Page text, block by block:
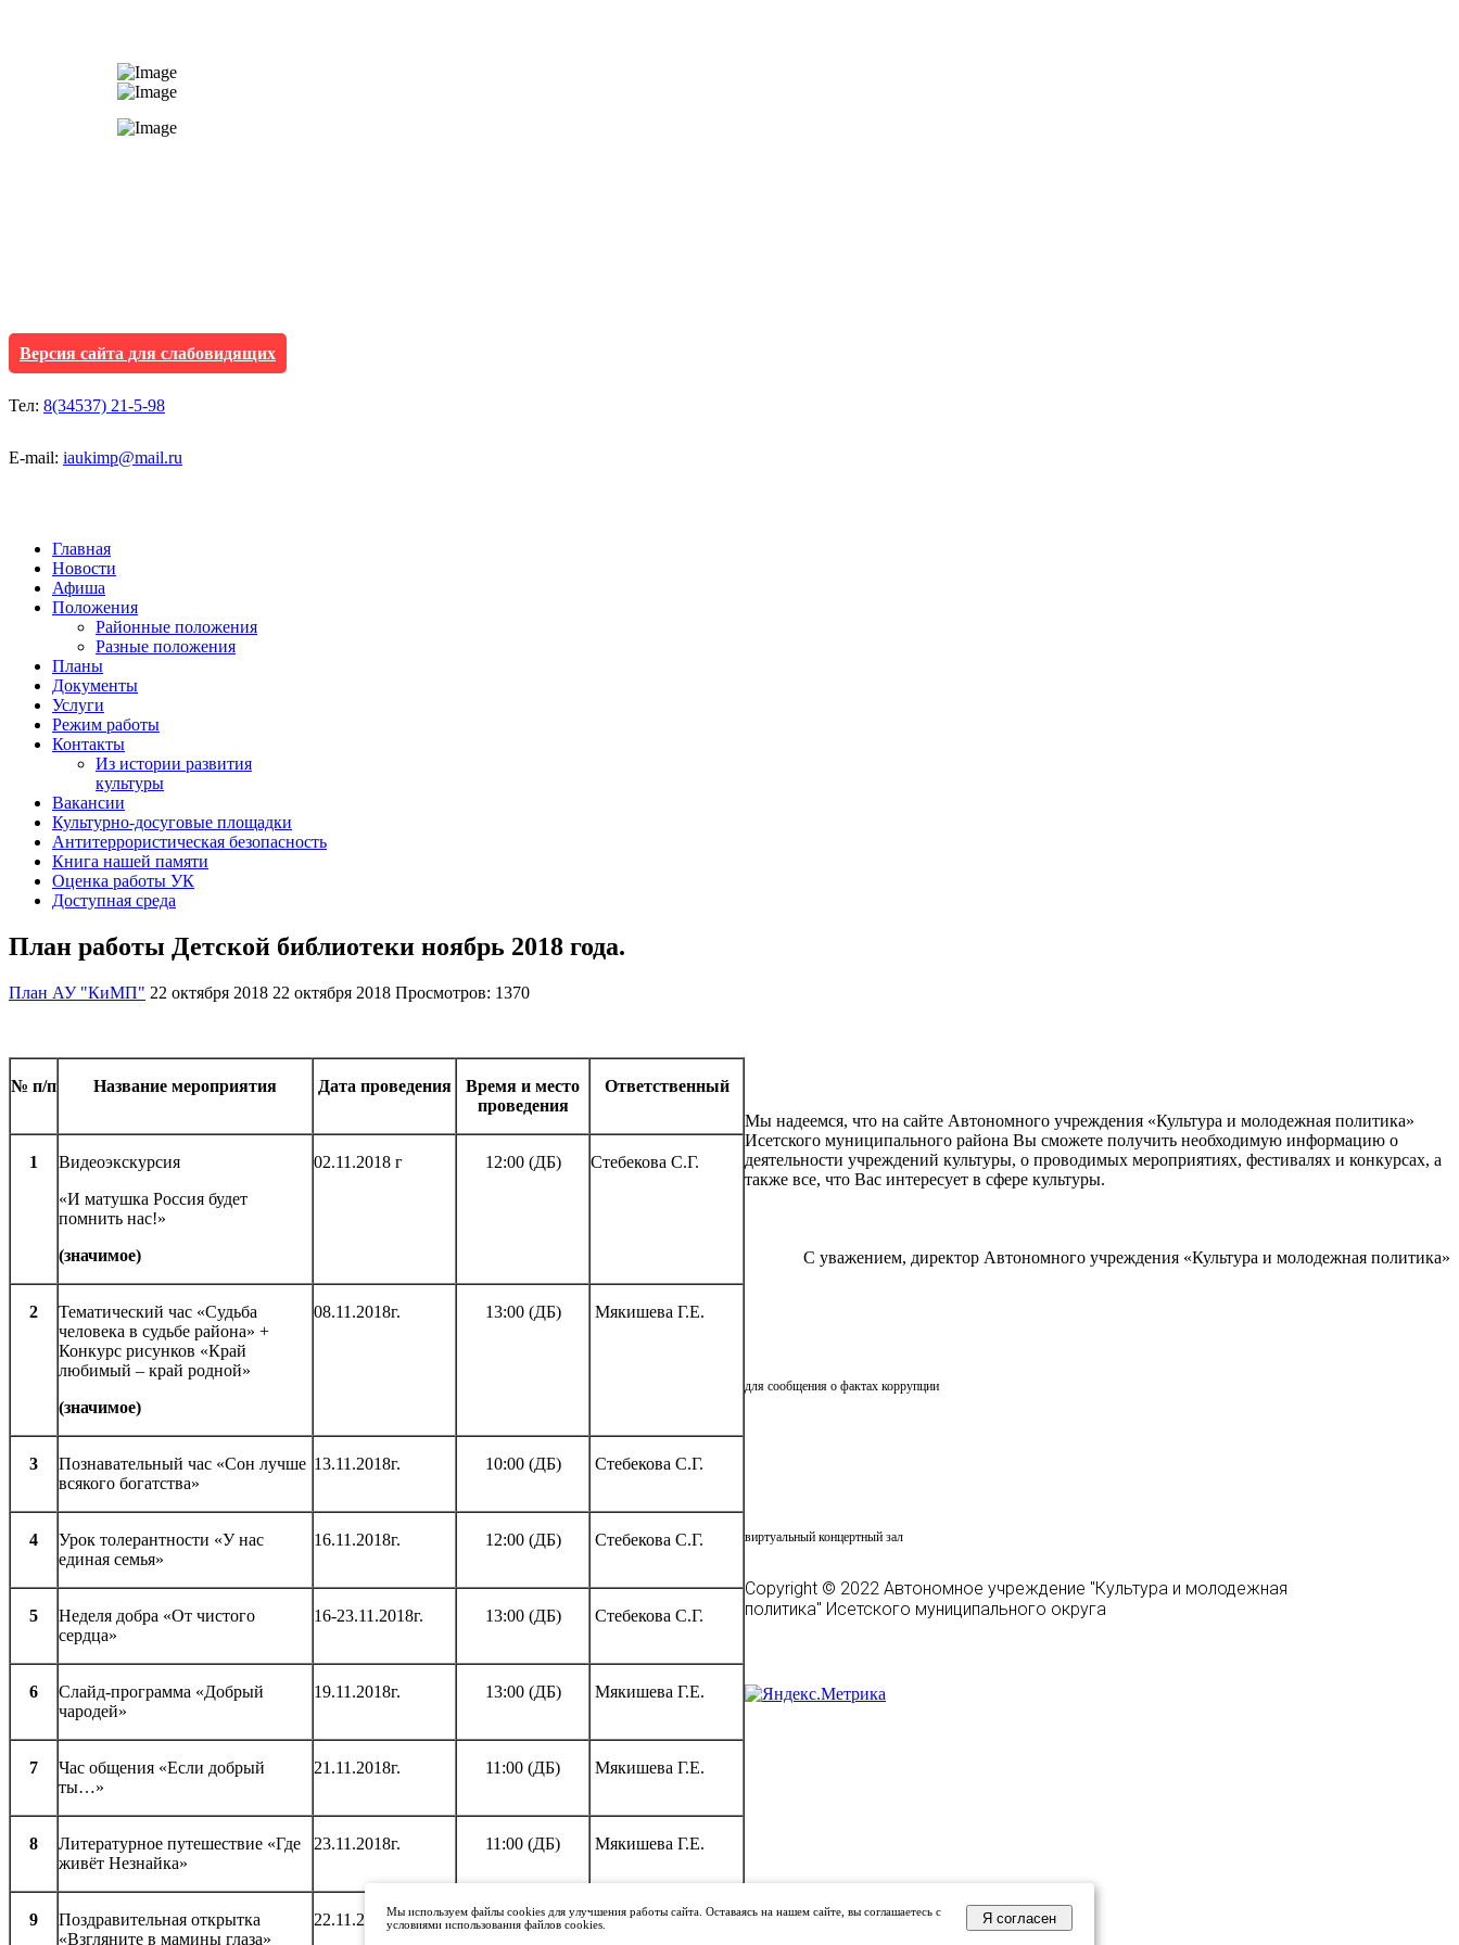
Версия сайта для слабовидящих
Тел: 8(34537) 21-5-98
E-mail: iaukimp@mail.ru
Главная
Новости
Афиша
Положения
Районные положения
Разные положения
Планы
Документы
Услуги
Режим работы
Контакты
Из истории развития
культуры
Вакансии
Культурно-досуговые площадки
Антитеррористическая безопасность
Книга нашей памяти
Оценка работы УК
Доступная среда
План работы Детской библиотеки ноябрь 2018 года.
План АУ "КиМП" 22 октября 2018 22 октября 2018 Просмотров: 1370
№ п/п Название мероприятия Дата проведения
Время и место
проведения
Ответственный
1
Видеоэкскурсия
«И матушка Россия будет
помнить нас!»
(значимое)
02.11.2018 г 12:00 (ДБ) Стебекова С.Г.
2
Тематический час «Судьба
человека в судьбе района» +
Конкурс рисунков «Край
любимый – край родной»
(значимое)
08.11.2018г. 13:00 (ДБ) Мякишева Г.Е.
3
Познавательный час «Сон лучше
всякого богатства»
13.11.2018г. 10:00 (ДБ) Стебекова С.Г.
4
Урок толерантности «У нас
единая семья»
16.11.2018г. 12:00 (ДБ) Стебекова С.Г.
5
Неделя добра «От чистого
сердца»
16-23.11.2018г. 13:00 (ДБ) Стебекова С.Г.
6
Слайд-программа «Добрый
чародей»
19.11.2018г. 13:00 (ДБ) Мякишева Г.Е.
7
Час общения «Если добрый
ты…»
21.11.2018г. 11:00 (ДБ) Мякишева Г.Е.
8
Литературное путешествие «Где
живёт Незнайка»
23.11.2018г. 11:00 (ДБ) Мякишева Г.Е.
9
Поздравительная открытка
«Взгляните в мамины глаза»
22.11.2018г. 13:00 (ДБ) Стебекова С.Г.
Мы надеемся, что на сайте Автономного учреждения «Культура и молодежная политика»
Исетского муниципального района Вы сможете получить необходимую информацию о
деятельности учреждений культуры, о проводимых мероприятиях, фестивалях и конкурсах, а
также все, что Вас интересует в сфере культуры.
С уважением, директор Автономного учреждения «Культура и молодежная политика»
для сообщения о фактах коррупции
виртуальный концертный зал
Copyright © 2022 Автономное учреждение "Культура и молодежная
политика" Исетского муниципального округа
Мы используем файлы cookies для улучшения работы сайта. Оставаясь на нашем сайте, вы соглашаетесь с
условиями использования файлов cookies.
Я согласен